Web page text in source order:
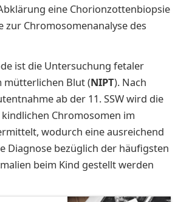
eine Chorionzottenbiopsie
zur Chromosomenanalyse des
ist die Untersuchung fetaler
mütterlichen Blut (NIPT). Nach
ab der 11. SSW wird die
Chromosomen im
wodurch eine ausreichend
Diagnose bezüglich der häufigsten
beim Kind gestellt werden